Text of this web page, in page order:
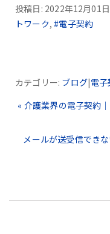
投稿日: 2022年12月01
トワーク,#電子契約
カテゴリー: ブログ|電
« 介護業界の電子契約
メールが送受信でき